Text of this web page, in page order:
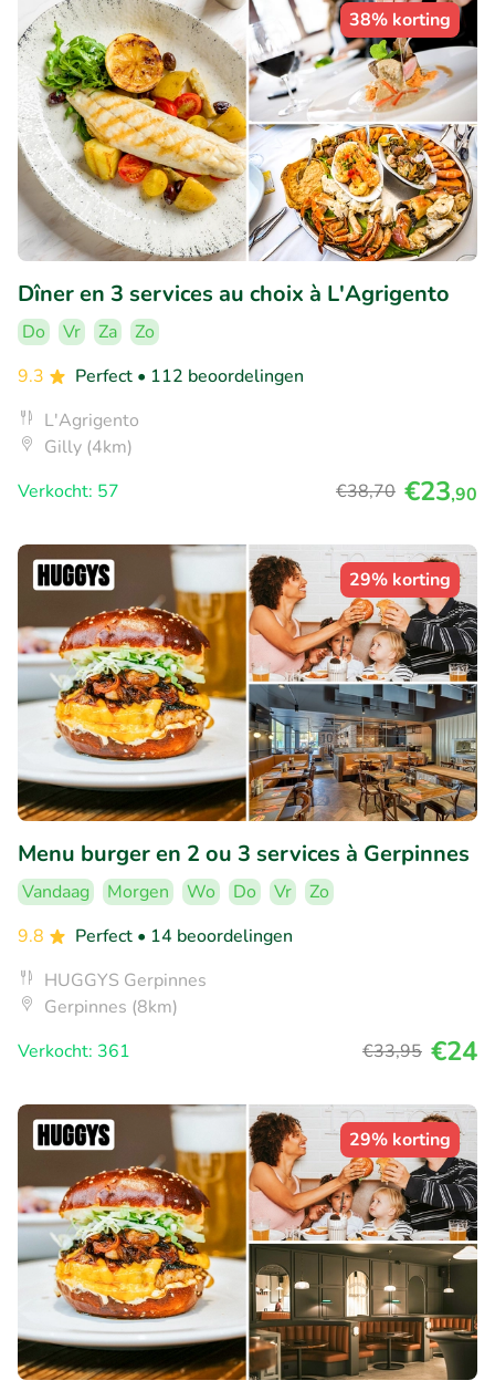
38% korting
Dîner en 3 services au choix à L'Agrigento
Do Vr Za
Zo
9.3
Perfect • 112 beoordelingen
L'Agrigento
Gilly (4km)
Verkocht: 57
€38,70 €23,90
29% korting
Menu burger en 2 ou 3 services à Gerpinnes
Vandaag Morgen Wo Do Vr
Zo
9.8
Perfect • 14 beoordelingen
HUGGYS Gerpinnes
Gerpinnes (8km)
Verkocht: 361
€33,95 €24
29% korting